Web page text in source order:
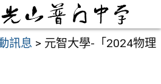
訊息 > 元智大學-「2024物理